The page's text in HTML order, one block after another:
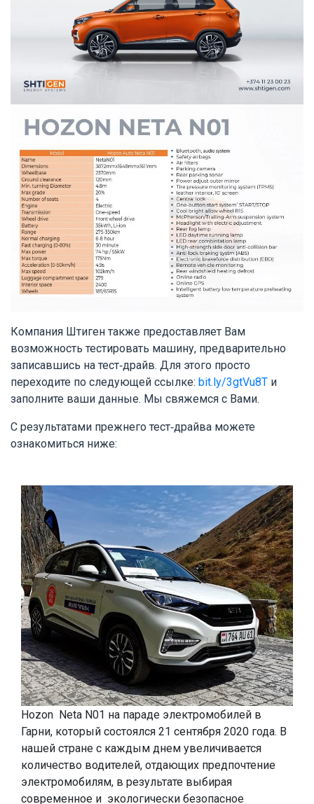
Компания Штиген также предоставляет Вам
возможность тестировать машину, предварительно
записавшись на тест-драйв. Для этого просто
переходите по следующей ссылке: bit.ly/3gtVu8T и
заполните ваши данные. Мы свяжемся с Вами.
С результатами прежнего тест-драйва можете
ознакомиться ниже:
Hozon Neta N01 на параде электромобилей в
Гарни, который состоялся 21 сентября 2020 года. В
нашей стране с каждым днем увеличивается
количество водителей, отдающих предпочтение
электромобилям, в результате выбирая
современное и экологически безопасное